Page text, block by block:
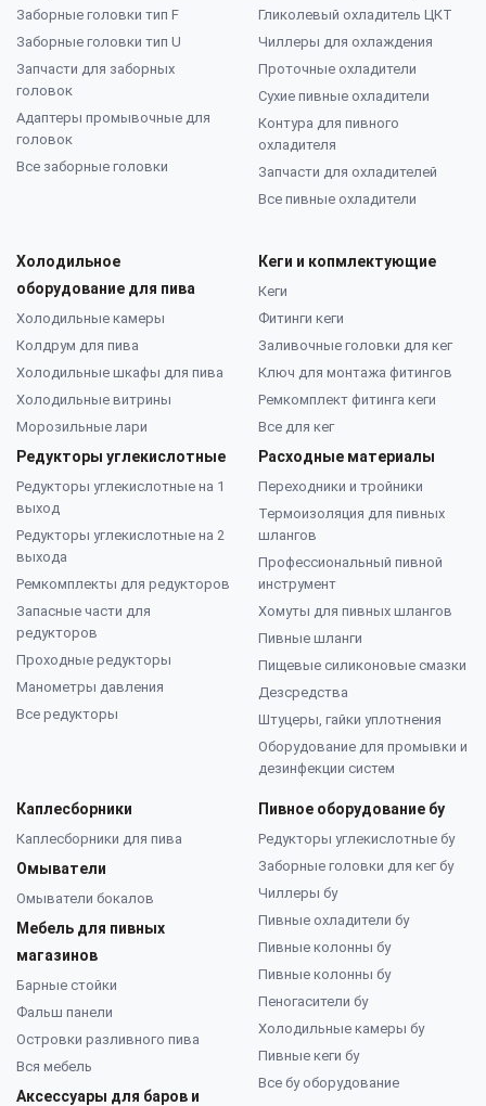
Заборные головки тип F
Заборные головки тип U
Запчасти для заборных
головок
Адаптеры промывочные для
головок
Все заборные головки
Гликолевый охладитель ЦКТ
Чиллеры для охлаждения
Проточные охладители
Сухие пивные охладители
Контура для пивного
охладителя
Запчасти для охладителей
Все пивные охладители
Холодильное
оборудование для пива
Холодильные камеры
Колдрум для пива
Холодильные шкафы для пива
Холодильные витрины
Морозильные лари
Редукторы углекислотные
Редукторы углекислотные на 1
выход
Редукторы углекислотные на 2
выхода
Ремкомплекты для редукторов
Запасные части для
редукторов
Проходные редукторы
Манометры давления
Все редукторы
Кеги и копмлектующие
Кеги
Фитинги кеги
Заливочные головки для кег
Ключ для монтажа фитингов
Ремкомплект фитинга кеги
Все для кег
Расходные материалы
Переходники и тройники
Термоизоляция для пивных
шлангов
Профессиональный пивной
инструмент
Хомуты для пивных шлангов
Пивные шланги
Пищевые силиконовые смазки
Дезсредства
Штуцеры, гайки уплотнения
Оборудование для промывки и
дезинфекции систем
Каплесборники
Каплесборники для пива
Омыватели
Омыватели бокалов
Мебель для пивных
магазинов
Барные стойки
Фальш панели
Островки разливного пива
Вся мебель
Аксессуары для баров и
Пивное оборудование бу
Редукторы углекислотные бу
Заборные головки для кег бу
Чиллеры бу
Пивные охладители бу
Пивные колонны бу
Пивные колонны бу
Пеногасители бу
Холодильные камеры бу
Пивные кеги бу
Все бу оборудование